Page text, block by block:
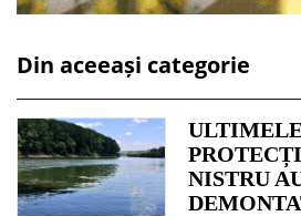
Din aceeași categorie
NISTRU